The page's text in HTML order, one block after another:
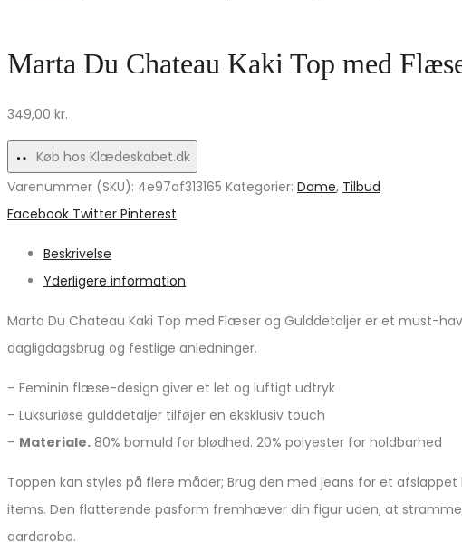
Sepia
Melange
Tilbud!
til
MediumBlå
tilbud!
Marta Du Chateau Kaki Top med
349,00 kr.
Køb hos Klædeskabet.dk
Varenummer (SKU): 4e97af313165 Kategorier: Dame, Tilbud
Share
Facebook Twitter Pinterest
Beskrivelse
Yderligere information
Marta Du Chateau Kaki Top med Flæser og Gulddetaljer er et must-
dagligdagsbrug og festlige anledninger.
– Feminin flæse-design giver et let og luftigt udtryk
– Luksuriøse gulddetaljer tilføjer en eksklusiv touch
– Materiale. 80% bomuld for blødhed. 20% polyester for holdbarhed
Toppen kan styles på flere måder; Brug den med jeans for et
items. Den flatterende pasform fremhæver din figur uden, at
garderobe.